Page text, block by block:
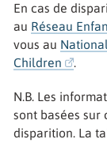
En cas de
au Réseau
vous au
Children
.
N.B. Les
sont basées sur
disparition. La